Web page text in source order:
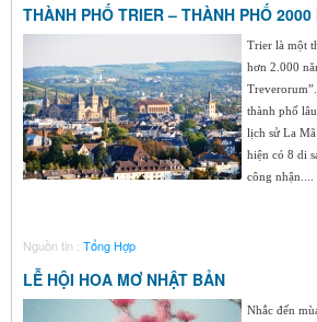
THÀNH PHỐ TRIER – THÀNH PHỐ 2000
Trier là một
hơn 2.000
thành phố
lịch sử La
hiện có 8 di
công nhận....
Nguồn tin : Tổng Hợp
LỄ HỘI HOA MƠ NHẬT BẢN
Nhắc đến